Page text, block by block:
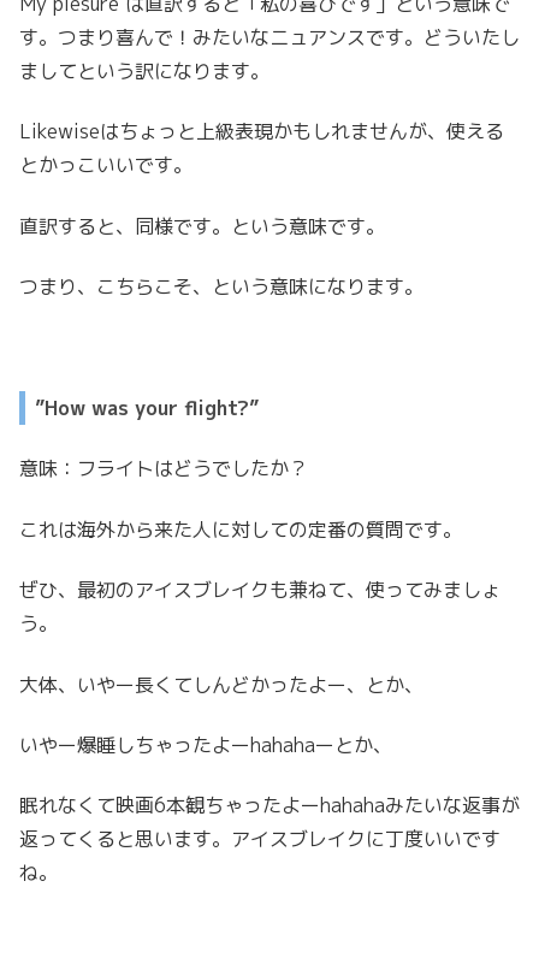
す。つまり喜んで！みたいなニュアンスです。どういたし
ましてという訳になります。
Likewiseはちょっと上級表現かもしれませんが、使える
とかっこいいです。
直訳すると、同様です。という意味です。
つまり、こちらこそ、という意味になります。
”How was your flight?”
意味：フライトはどうでしたか？
これは海外から来た人に対しての定番の質問です。
ぜひ、最初のアイスブレイクも兼ねて、使ってみましょ
う。
大体、いやー長くてしんどかったよー、とか、
いやー爆睡しちゃったよーhahahaーとか、
眠れなくて映画6本観ちゃったよーhahahaみたいな返事が
返ってくると思います。アイスブレイクに丁度いいです
ね。